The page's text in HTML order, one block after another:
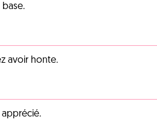
base.
avoir honte.
apprécié.